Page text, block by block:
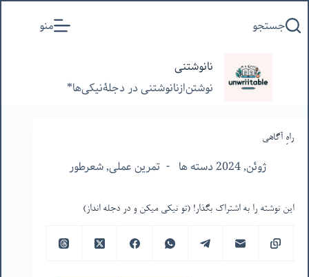
به
جستجو منو
نانوشتنی
نوشتن‌از‌نانوشتنی‌ در‌ دجلۀنیکی‌ها*
راهِ آگاهی
ژوئن, 2024 دسته ها تمرین عملی,شعرطور
این نوشته را به اشتراک بگذار! (تو نیکی میکن و در دجله انداز)